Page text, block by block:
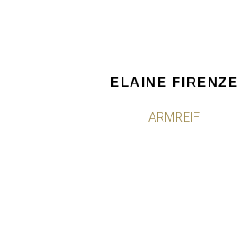
ELAINE FIRENZE
ARMREIF